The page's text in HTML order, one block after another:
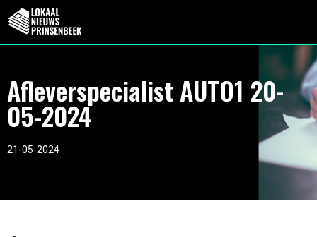
Afleverspecialist AUTO1 20-
05-2024
21-05-2024